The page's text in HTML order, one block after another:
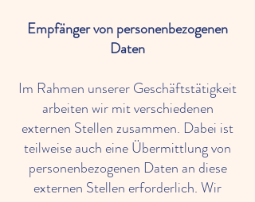
Empfänger von personenbezogenen
Daten
Im Rahmen unserer Geschäftstätigkeit
arbeiten wir mit verschiedenen
externen Stellen zusammen. Dabei ist
teilweise auch eine Übermittlung von
personenbezogenen Daten an diese
externen Stellen erforderlich. Wir